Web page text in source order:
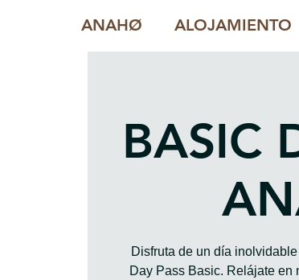
ANAHØ ALOJAMIENTO
BASIC
Disfruta de un día
Day Pass Basic. Relájate en